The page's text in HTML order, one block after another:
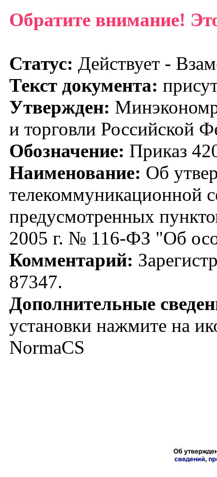
Обратите внимание!
Статус: Действует -
Текст документа:
Утвержден:
и торговли Российской
Обозначение: Приказ
Наименование: Об
телекоммуникационной
предусмотренных
2005 г. № 116-ФЗ "Об
Комментарий:
87347.
Дополнительные
установки нажмите на
NormaCS